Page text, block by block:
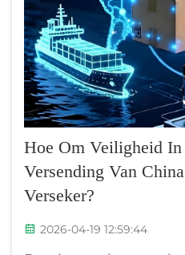
Hoe Om Veiligheid
Versending Van
Verseker?
2026-04-19 12:59:44